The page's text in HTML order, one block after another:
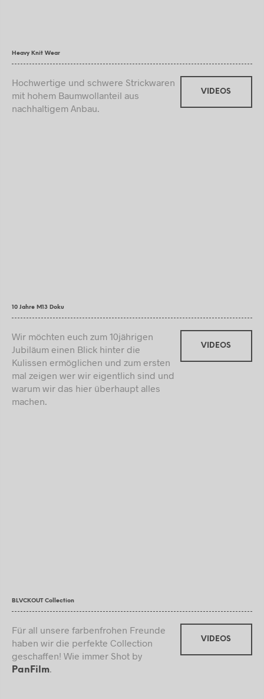
Heavy Knit Wear
Hochwertige und schwere Strickwaren
mit hohem Baumwollanteil aus
nachhaltigem Anbau.
VIDEOS
10 Jahre M13 Doku
Wir möchten euch zum 10jährigen
Jubiläum einen Blick hinter die
Kulissen ermöglichen und zum ersten
mal zeigen wer wir eigentlich sind und
warum wir das hier überhaupt alles
machen.
VIDEOS
BLVCKOUT Collection
Für all unsere farbenfrohen Freunde
haben wir die perfekte Collection
geschaffen! Wie immer Shot by
PanFilm.
VIDEOS